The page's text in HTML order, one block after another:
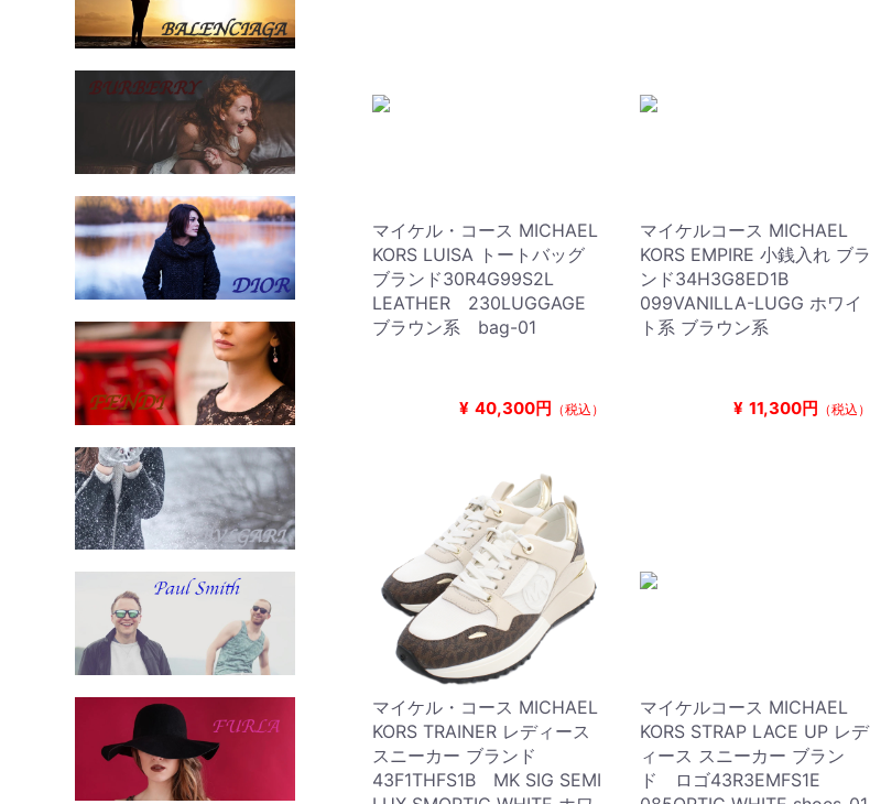
マイケル・コース MICHAEL
KORS LUISA トートバッグ
ブランド30R4G99S2L
LEATHER 230LUGGAGE
ブラウン系 bag-01
¥ 40,300円 （税込）
マイケルコース MICHAEL
KORS EMPIRE 小銭入れ ブラ
ンド34H3G8ED1B
099VANILLA-LUGG ホワイ
ト系 ブラウン系
¥ 11,300円 （税込）
マイケル・コース MICHAEL
KORS TRAINER レディース
スニーカー ブランド
43F1THFS1B MK SIG SEMI
マイケルコース MICHAEL
KORS STRAP LACE UP レデ
ィース スニーカー ブラン
ド ロゴ43R3EMFS1E